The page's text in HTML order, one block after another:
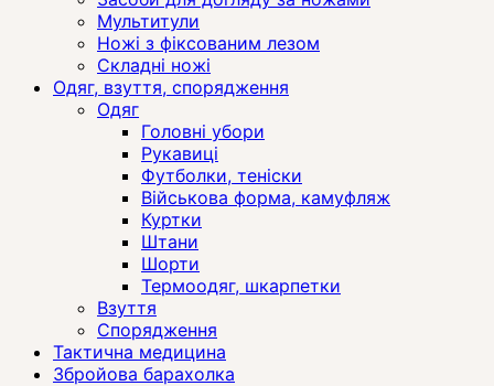
Мультитули
Ножі з фіксованим лезом
Складні ножі
Одяг, взуття, спорядження
Одяг
Головні убори
Рукавиці
Футболки, теніски
Військова форма, камуфляж
Куртки
Штани
Шорти
Термоодяг, шкарпетки
Взуття
Спорядження
Тактична медицина
Збройова барахолка